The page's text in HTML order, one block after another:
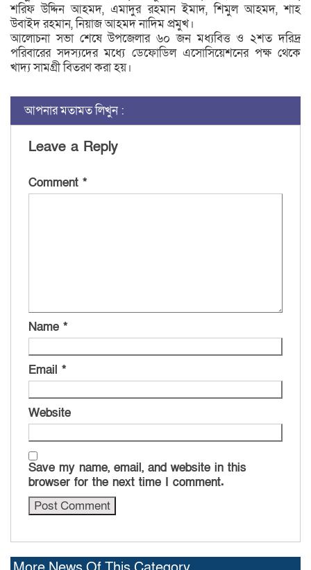
শরিফ উদ্দিন আহমদ, এমাদুর রহমান ইমাদ, শিমুল আহমদ, শাহ
উবাইদ রহমান, নিয়াজ আহমদ নাদিম প্রমুখ।
আলোচনা সভা শেষে উপজেলার ৬০ জন মধ্যবিত্ত ও ২শত দরিদ্র
পরিবারের সদস্যদের মধ্যে ডেফোডিল এসোসিয়েশনের পক্ষ থেকে
খাদ্য সামগ্রী বিতরণ করা হয়।
আপনার মতামত লিখুন :
Leave a Reply
Comment *
Name *
Email *
Website
Save my name, email, and website in this
browser for the next time I comment.